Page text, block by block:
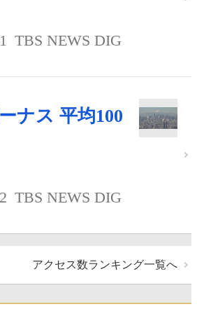
TBS NEWS DIG
ナス 平均100
TBS NEWS DIG
アクセス数ランキング一覧へ